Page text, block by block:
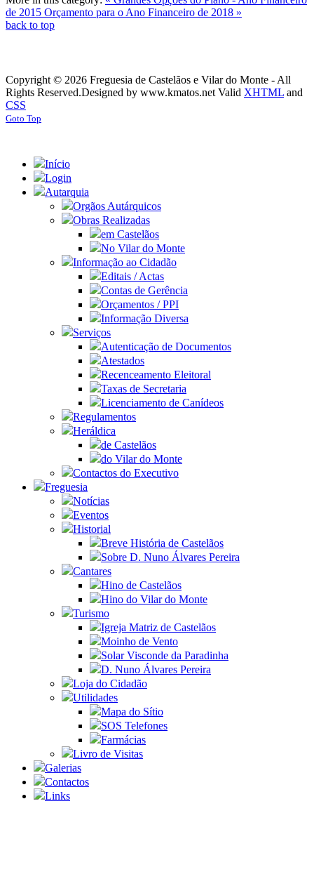
de 2015 Orçamento para o Ano Financeiro de 2018 »
back to top
Copyright © 2026 Freguesia de Castelãos e Vilar do Monte - All
Rights Reserved.Designed by www.kmatos.netValid XHTML and
CSS
Goto Top
Início
Login
Autarquia
Orgãos Autárquicos
Obras Realizadas
em Castelãos
No Vilar do Monte
Informação ao Cidadão
Editais / Actas
Contas de Gerência
Orçamentos / PPI
Informação Diversa
Serviços
Autenticação de Documentos
Atestados
Recenceamento Eleitoral
Taxas de Secretaria
Licenciamento de Canídeos
Regulamentos
Heráldica
de Castelãos
do Vilar do Monte
Contactos do Executivo
Freguesia
Notícias
Eventos
Historial
Breve História de Castelãos
Sobre D. Nuno Álvares Pereira
Cantares
Hino de Castelãos
Hino do Vilar do Monte
Turismo
Igreja Matriz de Castelãos
Moinho de Vento
Solar Visconde da Paradinha
D. Nuno Álvares Pereira
Loja do Cidadão
Utilidades
Mapa do Sítio
SOS Telefones
Farmácias
Livro de Visitas
Galerias
Contactos
Links